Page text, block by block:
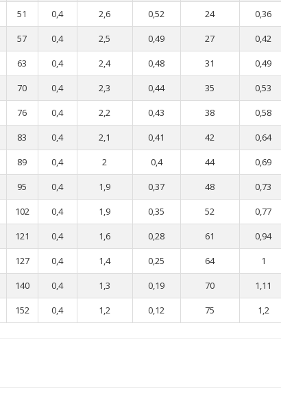
51 0,4 2,6 0,52 24 0,36
57 0,4 2,5 0,49 27 0,42
63 0,4 2,4 0,48 31 0,49
70 0,4 2,3 0,44 35 0,53
76 0,4 2,2 0,43 38 0,58
83 0,4 2,1 0,41 42 0,64
89 0,4 2 0,4 44 0,69
95 0,4 1,9 0,37 48 0,73
102 0,4 1,9 0,35 52 0,77
121 0,4 1,6 0,28 61 0,94
127 0,4 1,4 0,25 64 1
140 0,4 1,3 0,19 70 1,11
152 0,4 1,2 0,12 75 1,2